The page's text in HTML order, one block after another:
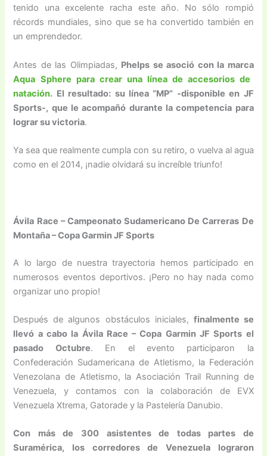
tenido una excelente racha este año. No sólo rompió
récords mundiales, sino que se ha convertido también en
un emprendedor.
Antes de las Olimpiadas, Phelps se asoció con la marca
Aqua Sphere para crear una línea de accesorios de
natación. El resultado: su línea “MP” -disponible en JF
Sports-, que le acompañó durante la competencia para
lograr su victoria.
Ya sea que realmente cumpla con su retiro, o vuelva al agua
como en el 2014, ¡nadie olvidará su increíble triunfo!
Ávila Race – Campeonato Sudamericano De Carreras De
Montaña – Copa Garmin JF Sports
A lo largo de nuestra trayectoria hemos participado en
numerosos eventos deportivos. ¡Pero no hay nada como
organizar uno propio!
Después de algunos obstáculos iniciales, finalmente se
llevó a cabo la Ávila Race – Copa Garmin JF Sports el
pasado Octubre. En el evento participaron la
Confederación Sudamericana de Atletismo, la Federación
Venezolana de Atletismo, la Asociación Trail Running de
Venezuela, y contamos con la colaboración de EVX
Venezuela Xtrema, Gatorade y la Pastelería Danubio.
Con más de 300 asistentes de todas partes de
Suramérica, los corredores de Venezuela lograron